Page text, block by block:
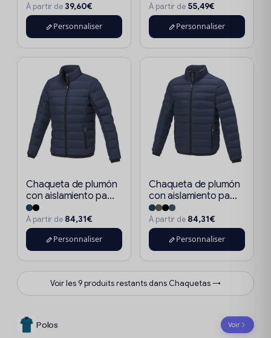
À partir de 39,60€
Personnaliser
À partir de 55,49€
Personnaliser
Chaqueta de plumón
con aislamiento pa...
À partir de 84,31€
Personnaliser
Chaqueta de plumón
con aislamiento pa...
À partir de 84,31€
Personnaliser
Voir les 9 produits restants dans Chaquetas →
Polos Voir